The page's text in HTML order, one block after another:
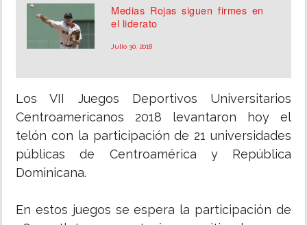
Medias Rojas siguen firmes en
el liderato
Julio 30, 2018
Los VII Juegos Deportivos Universitarios
Centroamericanos 2018 levantaron hoy el
telón con la participación de 21 universidades
públicas de Centroamérica y República
Dominicana.
En estos juegos se espera la participación de